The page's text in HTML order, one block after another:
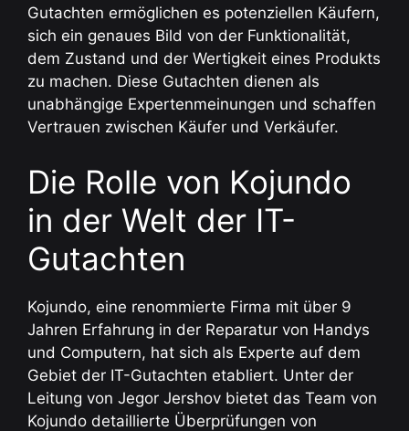
Gutachten ermöglichen es potenziellen Käufern,
sich ein genaues Bild von der Funktionalität,
dem Zustand und der Wertigkeit eines Produkts
zu machen. Diese Gutachten dienen als
unabhängige Expertenmeinungen und schaffen
Vertrauen zwischen Käufer und Verkäufer.
Die Rolle von Kojundo
in der Welt der IT-
Gutachten
Kojundo, eine renommierte Firma mit über 9
Jahren Erfahrung in der Reparatur von Handys
und Computern, hat sich als Experte auf dem
Gebiet der IT-Gutachten etabliert. Unter der
Leitung von Jegor Jershov bietet das Team von
Kojundo detaillierte Überprüfungen von